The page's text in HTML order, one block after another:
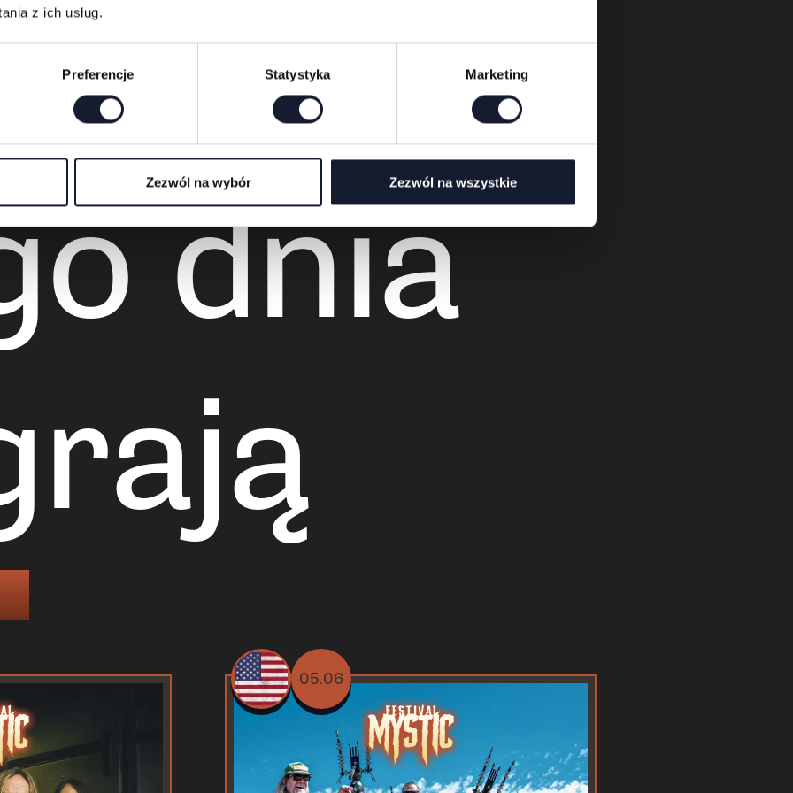
z ich usług.
Preferencje Statystyka Marketing
Zezwól na wybór Zezwól na wszystkie
dnia
05.06